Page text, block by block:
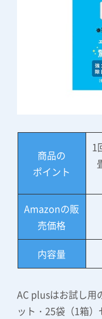
商品の
ポイント
1
Amazonの販
売価格
内容量
AC plusはお試し用
ット・25袋（1箱